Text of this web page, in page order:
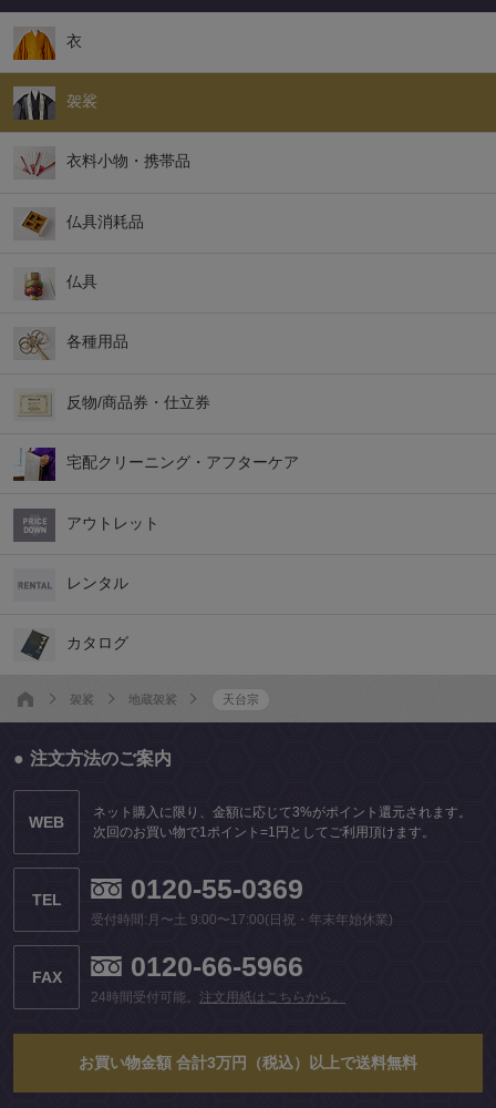
衣
袈裟
衣料小物・携帯品
仏具消耗品
仏具
各種用品
反物/商品券・仕立券
宅配クリーニング・アフターケア
アウトレット
レンタル
カタログ
袈裟 地蔵袈裟 天台宗
注文方法のご案内
WEB
ネット購入に限り、金額に応じて3%がポイント還元されます。
次回のお買い物で1ポイント=1円としてご利用頂けます。
TEL 0120-55-0369
受付時間:月〜土 9:00〜17:00(日祝・年末年始休業)
FAX 0120-66-5966
24時間受付可能。 注文用紙はこちらから。
お買い物金額 合計3万円（税込）以上で送料無料